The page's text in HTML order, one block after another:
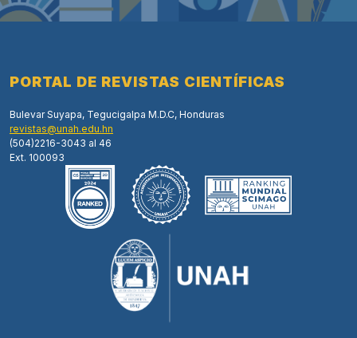
PORTAL DE REVISTAS CIENTÍFICAS
Bulevar Suyapa, Tegucigalpa M.D.C, Honduras
revistas@unah.edu.hn
(504)2216-3043 al 46
Ext. 100093